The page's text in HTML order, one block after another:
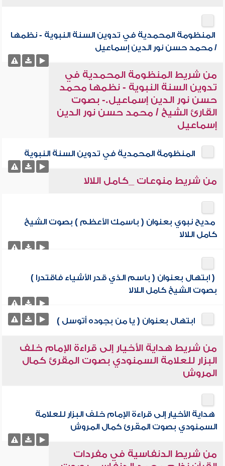
المنظومة المحمدية في تدوين السنة النبوية - نظمها
/ محمد حسن نور الدين إسماعيل
من شريط المنظومة المحمدية في
تدوين السنة النبوية - نظمها محمد
حسن نور الدين إسماعيل.- بصوت
القارئ الشيخ / محمد حسن نور الدين
إسماعيل
المنظومة المحمدية في تدوين السنة النبوية
من شريط منوعات _كامل اللالا
مديح نبوي بعنوان ( باسمك الأعظم ) بصوت الشيخ
كامل اللالا
( ابتهال بعنوان ( باسم الذي قدر الأشياء فاقتدرا )
بصوت الشيخ كامل اللالا
ابتهال بعنوان ( يا من بجوده أتوسل )
من شريط هداية الأخيار إلى قراءة الإمام خلف
البزار للعلامة السمنودي بصوت المقرئ كمال
المروش
هداية الأخيار إلى قراءة الإمام خلف البزار للعلامة
السمنودي بصوت المقرئ كمال المروش
من شريط الدنفاسية في مفردات